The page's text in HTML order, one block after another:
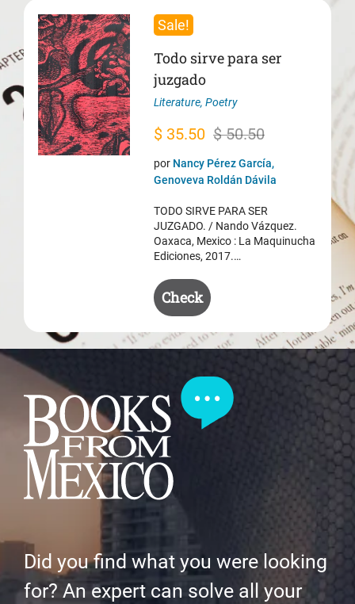
Sale!
Todo sirve para ser
juzgado
Literature,Poetry
$50.50
Original
price
was:
$ 50.50.
$ 35.50
Current
price
is:
$ 35.50.
por Nancy Pérez García,
Genoveva Roldán Dávila
TODO SIRVE PARA SER
JUZGADO. / Nando Vázquez.
Oaxaca, Mexico : La Maquinucha
Ediciones, 2017.…
Check
Did you find what you were looking
for? An expert can solve all your